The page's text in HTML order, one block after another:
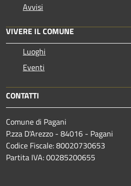
Avvisi
VIVERE IL COMUNE
Luoghi
Eventi
CONTATTI
Comune di Pagani
P.zza D'Arezzo - 84016 - Pagani
Codice Fiscale: 80020730653
Partita IVA: 00285200655